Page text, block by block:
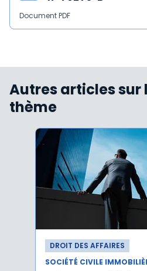
Document PDF
Autres articles sur
thème
DROIT DES AFFAIRES
SOCIÉTÉ CIVILE